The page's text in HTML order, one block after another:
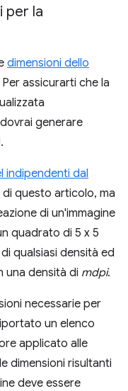
per la
dimensioni dello
assicurarti che la
generare
indipendenti dal
questo articolo, ma
di un'immagine
quadrato di 5 x 5
qualsiasi densità ed
una densità di mdpi.
necessarie per
un elenco
applicato alle
dimensioni risultanti
deve essere